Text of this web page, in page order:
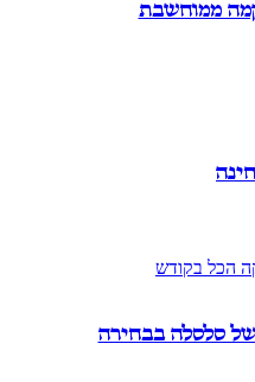
ממוחשבת
סלסלה בבחירה